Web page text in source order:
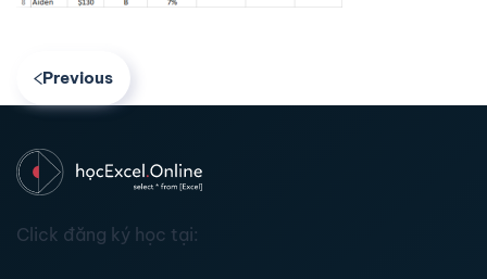
Previous
Click đăng ký học tại: